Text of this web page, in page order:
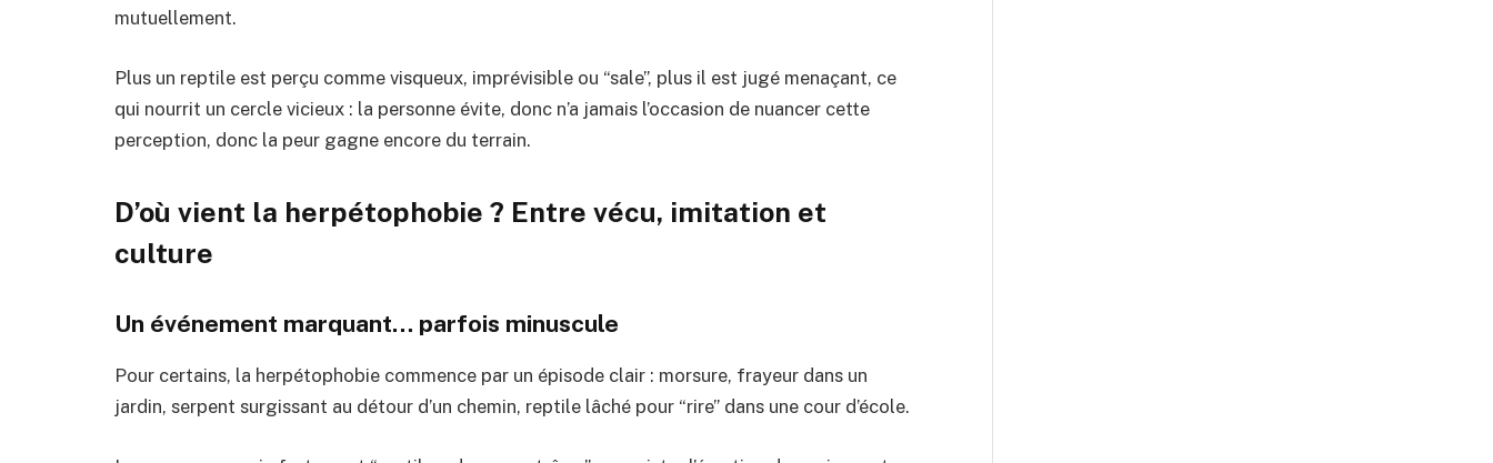
mutuellement.
Plus un reptile est perçu comme visqueux, imprévisible ou “sale”, plus il est jugé menaçant, ce
qui nourrit un cercle vicieux : la personne évite, donc n’a jamais l’occasion de nuancer cette
perception, donc la peur gagne encore du terrain.
D’où vient la herpétophobie ? Entre vécu, imitation et
culture
Un événement marquant… parfois minuscule
Pour certains, la herpétophobie commence par un épisode clair : morsure, frayeur dans un
jardin, serpent surgissant au détour d’un chemin, reptile lâché pour “rire” dans une cour d’école.